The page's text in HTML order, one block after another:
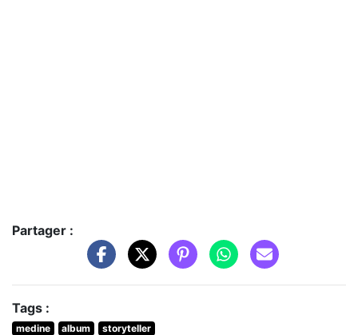
Partager :
Tags :
medine album storyteller